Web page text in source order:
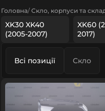
Головна Скло, корпуси та
XK30 XK40
(2005-2007)
XK60
2017)
Всі позиції Скло